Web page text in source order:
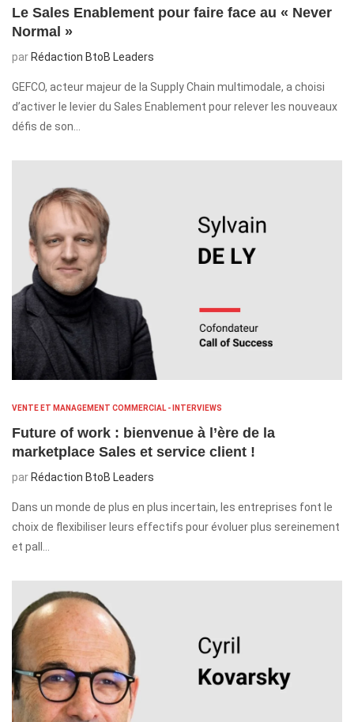
Le Sales Enablement pour faire face au « Never
Normal »
par Rédaction BtoB Leaders
GEFCO, acteur majeur de la Supply Chain multimodale, a choisi
d’activer le levier du Sales Enablement pour relever les nouveaux
défis de son…
VENTE ET MANAGEMENT COMMERCIAL - INTERVIEWS
Future of work : bienvenue à l’ère de la
marketplace Sales et service client !
par Rédaction BtoB Leaders
Dans un monde de plus en plus incertain, les entreprises font le
choix de flexibiliser leurs effectifs pour évoluer plus sereinement
et pall…